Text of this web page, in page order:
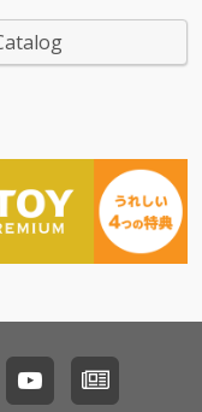
ィルの真城めぐみ
た密室的に研ぎ
入感に満ちたミッ
まとめあげた、
ヴァーとなっ
！第２弾シング
オフコースの19
』(2026/2月
定）から、「熱
」（オリジナ
林旭）に続くリ
トと愛に溢れた